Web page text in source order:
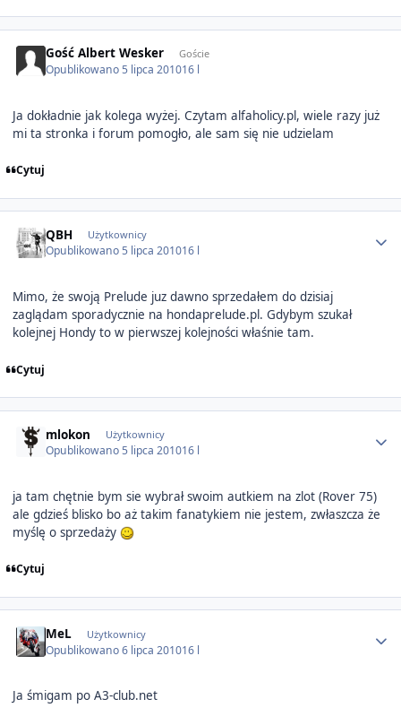
Gość Albert Wesker Goście
Opublikowano 5 lipca 201016 l
Ja dokładnie jak kolega wyżej. Czytam alfaholicy.pl, wiele razy już
mi ta stronka i forum pomogło, ale sam się nie udzielam
Cytuj
QBH Użytkownicy
Opublikowano 5 lipca 201016 l
Mimo, że swoją Prelude juz dawno sprzedałem do dzisiaj
zaglądam sporadycznie na hondaprelude.pl. Gdybym szukał
kolejnej Hondy to w pierwszej kolejności właśnie tam.
Cytuj
mlokon Użytkownicy
Opublikowano 5 lipca 201016 l
ja tam chętnie bym sie wybrał swoim autkiem na zlot (Rover 75)
ale gdzieś blisko bo aż takim fanatykiem nie jestem, zwłaszcza że
myślę o sprzedaży
Cytuj
MeL Użytkownicy
Opublikowano6 lipca 201016 l
Ja śmigam po A3-club.net